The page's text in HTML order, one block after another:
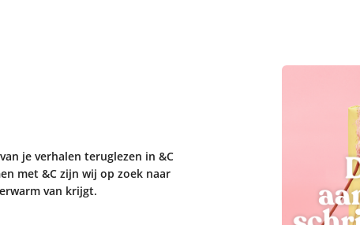
je verhalen teruglezen in &C
met &C zijn wij op zoek naar
van krijgt.